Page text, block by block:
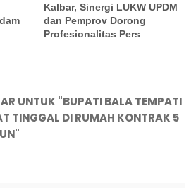
Kalbar, Sinergi LUKW UPDM
dan Pemprov Dorong
Profesionalitas Pers
UNTUK "BUPATI BALA TEMPATI
TINGGAL DI RUMAH KONTRAK 5